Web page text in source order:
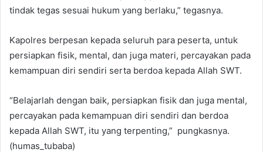
tindak tegas sesuai hukum yang berlaku,” tegasnya.
Kapolres berpesan kepada seluruh para peserta, untuk
persiapkan fisik, mental, dan juga materi, percayakan pada
kemampuan diri sendiri serta berdoa kepada Allah SWT.
“Belajarlah dengan baik, persiapkan fisik dan juga mental,
percayakan pada kemampuan diri sendiri dan berdoa
kepada Allah SWT, itu yang terpenting,” pungkasnya.
(humas_tubaba)